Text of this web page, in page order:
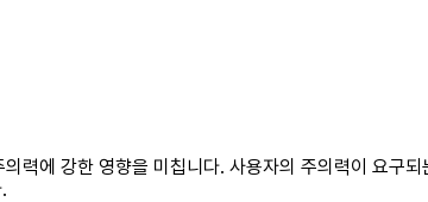
에 강한 영향을 미칩니다. 사용자의 주의력이 요구